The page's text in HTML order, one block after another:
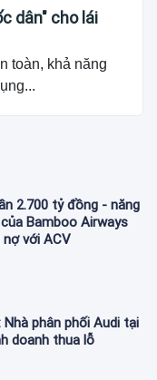
dân" cho lái
toàn, khả năng
2.700 tỷ đồng - năng
Bamboo Airways
với ACV
Nhà phân phối Audi tại
doanh thua lỗ